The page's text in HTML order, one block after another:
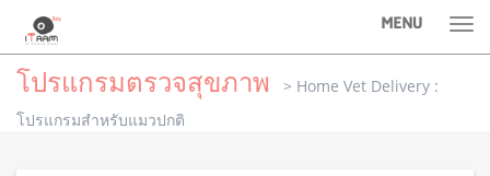
MENU
โปรแกรมตรวจสุขภาพ
> Home Vet Delivery :
โปรแกรมสำหรับแมวปกติ